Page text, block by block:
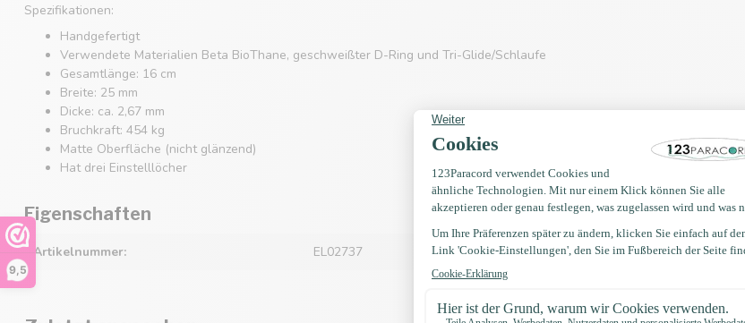
9,5
Spezifikationen:
Handgefertigt
Verwendete Materialien Beta BioThane, geschweißter D-Ring und Tri-Glide/Schlaufe
Gesamtlänge: 16 cm
Breite: 25 mm
Dicke: ca. 2,67 mm
Bruchkraft: 454 kg
Matte Oberfläche (nicht glänzend)
Hat drei Einstelllöcher
Eigenschaften
Artikelnummer: EL02737